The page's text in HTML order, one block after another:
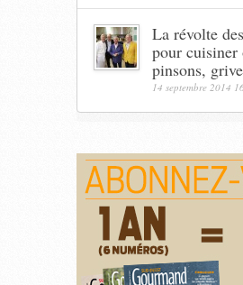
La révolte
pour cuisiner
pinsons,
14 septembre 2014